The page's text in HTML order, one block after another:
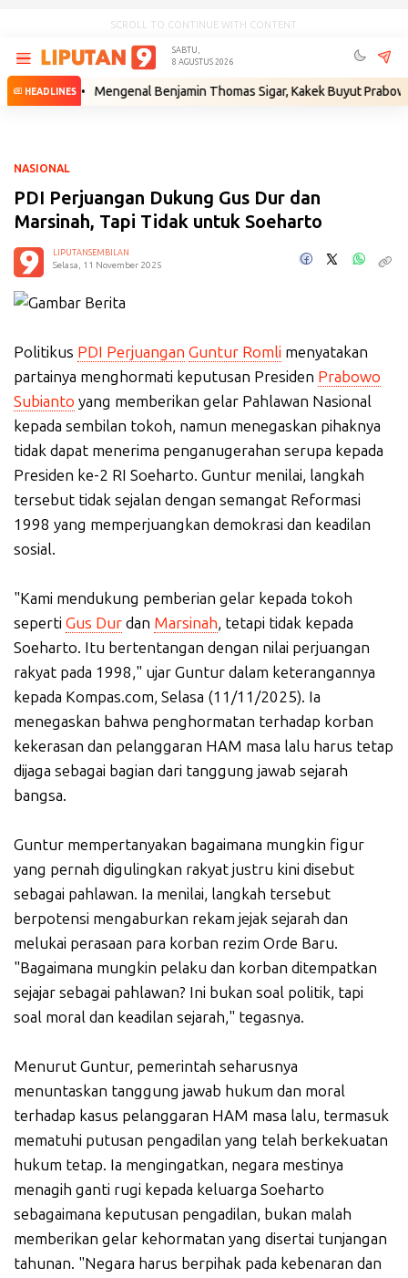
SCROLL TO CONTINUE WITH CONTENT
SABTU,
8 AGUSTUS 2026
HEADLINES
• Mengenal Benjamin Thomas Sigar, Kakek Buyut Prabowo dari
NASIONAL
PDI Perjuangan Dukung Gus Dur dan
Marsinah, Tapi Tidak untuk Soeharto
LIPUTANSEMBILAN
Selasa, 11 November 2025
Politikus PDI Perjuangan Guntur Romli menyatakan
partainya menghormati keputusan Presiden Prabowo
Subianto yang memberikan gelar Pahlawan Nasional
kepada sembilan tokoh, namun menegaskan pihaknya
tidak dapat menerima penganugerahan serupa kepada
Presiden ke-2 RI Soeharto. Guntur menilai, langkah
tersebut tidak sejalan dengan semangat Reformasi
1998 yang memperjuangkan demokrasi dan keadilan
sosial.
"Kami mendukung pemberian gelar kepada tokoh
seperti Gus Dur dan Marsinah, tetapi tidak kepada
Soeharto. Itu bertentangan dengan nilai perjuangan
rakyat pada 1998," ujar Guntur dalam keterangannya
kepada Kompas.com, Selasa (11/11/2025). Ia
menegaskan bahwa penghormatan terhadap korban
kekerasan dan pelanggaran HAM masa lalu harus tetap
dijaga sebagai bagian dari tanggung jawab sejarah
bangsa.
Guntur mempertanyakan bagaimana mungkin figur
yang pernah digulingkan rakyat justru kini disebut
sebagai pahlawan. Ia menilai, langkah tersebut
berpotensi mengaburkan rekam jejak sejarah dan
melukai perasaan para korban rezim Orde Baru.
"Bagaimana mungkin pelaku dan korban ditempatkan
sejajar sebagai pahlawan? Ini bukan soal politik, tapi
soal moral dan keadilan sejarah," tegasnya.
Menurut Guntur, pemerintah seharusnya
menuntaskan tanggung jawab hukum dan moral
terhadap kasus pelanggaran HAM masa lalu, termasuk
mematuhi putusan pengadilan yang telah berkekuatan
hukum tetap. Ia mengingatkan, negara mestinya
menagih ganti rugi kepada keluarga Soeharto
sebagaimana keputusan pengadilan, bukan malah
memberikan gelar kehormatan yang disertai tunjangan
tahunan. "Negara harus berpihak pada kebenaran dan